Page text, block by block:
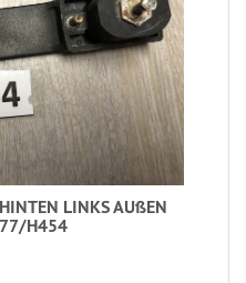
LINKS AUßEN
H454